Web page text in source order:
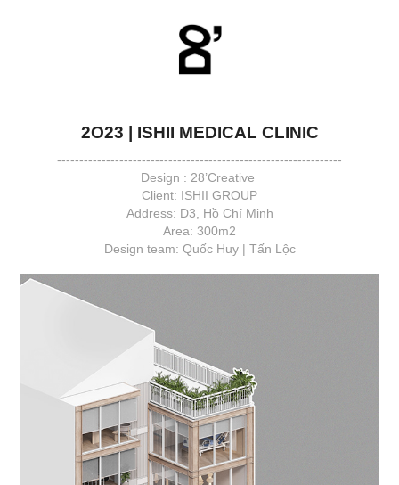
2O23 | ISHII MEDICAL CLINIC
----------------------------------------------------------------
Design : 28’Creative
Client: ISHII GROUP
Address: D3, Hồ Chí Minh
Area: 300m2
Design team: Quốc Huy | Tấn Lộc